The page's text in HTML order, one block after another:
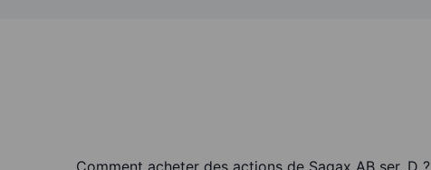
Comment acheter des actions de Sagax AB ser. D ?